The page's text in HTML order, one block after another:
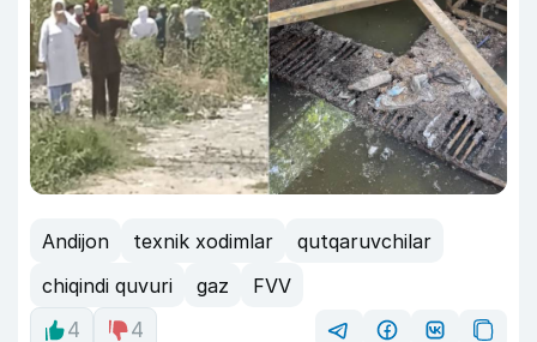
Andijon texnik xodimlar
qutqaruvchilar
chiqindi quvuri
gaz
FVV
4
4